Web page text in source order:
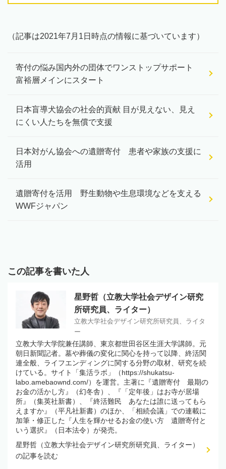
（記事は2021年7月1日時点の情報に基づいています）
寄付の悩み国内外の団体でワンストップサポート
富裕層メインにスタート
日本盲導犬協会の社会的貢献 目が見えない、見え
にくい人たちを無償で支援
日本対がん協会への遺贈寄付 患者や家族の支援に
活用
遺贈寄付を活用 野生動物や生息環境などを支える
WWFジャパン
この記事を書いた人
星野哲（立教大学社会デザイン研究
所研究員、ライター）
立教大学社会デザイン研究所研究員、ライタ
ー
立教大学大学院兼任講師、東京都世田谷区生涯大学講師。元
朝日新聞記者。墓や葬儀の変化に関心を持って以降、終活関
連全般、ライフエンディングに関する分野の取材、研究を続
けている。サイト「集活ラボ」（https://shukatsu-
labo.amebaownd.com/）を運営。主著に『遺贈寄付 最期の
お金の活かし方』（幻冬舎）、『「定年後」はお寺が居場
所』（集英社新書）、『終活難民 あなたは誰に送ってもら
えますか』（平凡社新書）のほか、「相続会議」での連載に
加筆・修正した『人生を輝かせるお金の使い方 遺贈寄付と
いう選択』（日本法令）が発売。
星野哲（立教大学社会デザイン研究所研究員、ライター）
の記事を読む